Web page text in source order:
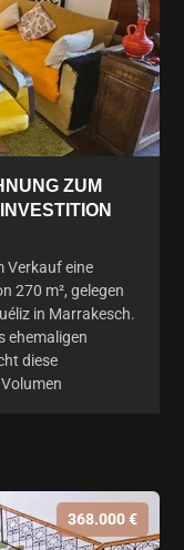
ZUM
Verkauf eine
270 m², gelegen
in Marrakesch.
ehemaligen
diese
368.000 €